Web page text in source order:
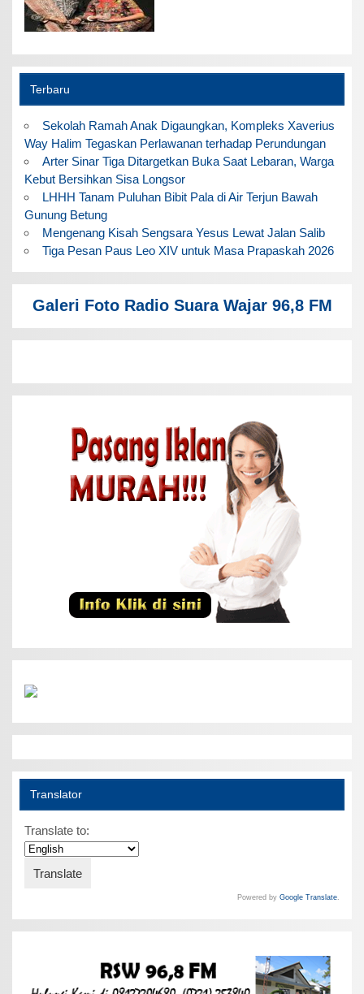
Terbaru
Sekolah Ramah Anak Digaungkan, Kompleks Xaverius
Way Halim Tegaskan Perlawanan terhadap Perundungan
Arter Sinar Tiga Ditargetkan Buka Saat Lebaran, Warga
Kebut Bersihkan Sisa Longsor
LHHH Tanam Puluhan Bibit Pala di Air Terjun Bawah
Gunung Betung
Mengenang Kisah Sengsara Yesus Lewat Jalan Salib
Tiga Pesan Paus Leo XIV untuk Masa Prapaskah 2026
Galeri Foto Radio Suara Wajar 96,8 FM
Translator
Translate to:
Powered by Google Translate.